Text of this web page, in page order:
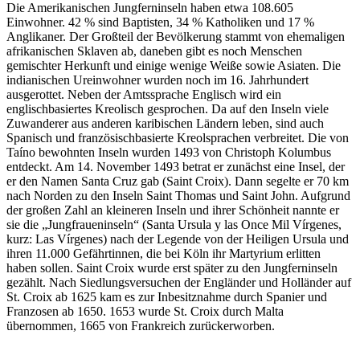
Die Amerikanischen Jungferninseln haben etwa 108.605
Einwohner. 42 % sind Baptisten, 34 % Katholiken und 17 %
Anglikaner. Der Großteil der Bevölkerung stammt von ehemaligen
afrikanischen Sklaven ab, daneben gibt es noch Menschen
gemischter Herkunft und einige wenige Weiße sowie Asiaten. Die
indianischen Ureinwohner wurden noch im 16. Jahrhundert
ausgerottet. Neben der Amtssprache Englisch wird ein
englischbasiertes Kreolisch gesprochen. Da auf den Inseln viele
Zuwanderer aus anderen karibischen Ländern leben, sind auch
Spanisch und französischbasierte Kreolsprachen verbreitet. Die von
Taíno bewohnten Inseln wurden 1493 von Christoph Kolumbus
entdeckt. Am 14. November 1493 betrat er zunächst eine Insel, der
er den Namen Santa Cruz gab (Saint Croix). Dann segelte er 70 km
nach Norden zu den Inseln Saint Thomas und Saint John. Aufgrund
der großen Zahl an kleineren Inseln und ihrer Schönheit nannte er
sie die „Jungfraueninseln“ (Santa Ursula y las Once Mil Vírgenes,
kurz: Las Vírgenes) nach der Legende von der Heiligen Ursula und
ihren 11.000 Gefährtinnen, die bei Köln ihr Martyrium erlitten
haben sollen. Saint Croix wurde erst später zu den Jungferninseln
gezählt. Nach Siedlungsversuchen der Engländer und Holländer auf
St. Croix ab 1625 kam es zur Inbesitznahme durch Spanier und
Franzosen ab 1650. 1653 wurde St. Croix durch Malta
übernommen, 1665 von Frankreich zurückerworben.